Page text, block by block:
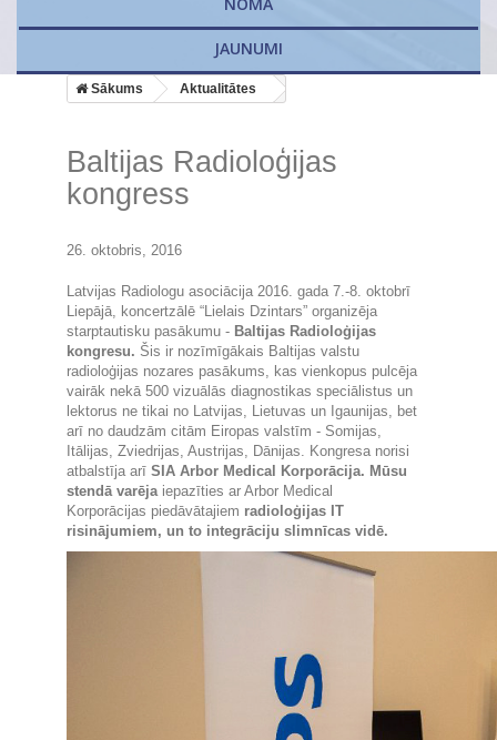
JAUNUMI
Sākums Aktualitātes
Baltijas Radioloģijas
kongress
26. oktobris, 2016
Latvijas Radiologu asociācija 2016. gada 7.-8. oktobrī
Liepājā, koncertzālē “Lielais Dzintars” organizēja
starptautisku pasākumu - Baltijas Radioloģijas
kongresu. Šis ir nozīmīgākais Baltijas valstu
radioloģijas nozares pasākums, kas vienkopus pulcēja
vairāk nekā 500 vizuālās diagnostikas speciālistus un
lektorus ne tikai no Latvijas, Lietuvas un Igaunijas, bet
arī no daudzām citām Eiropas valstīm - Somijas,
Itālijas, Zviedrijas, Austrijas, Dānijas. Kongresa norisi
atbalstīja arī SIA Arbor Medical Korporācija. Mūsu
stendā varējaiepazīties ar Arbor Medical
Korporācijas piedāvātajiem radioloģijas IT
risinājumiem, un to integrāciju slimnīcas vidē.